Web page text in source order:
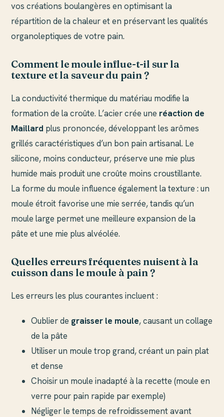
vos créations boulangères en optimisant la
répartition de la chaleur et en préservant les qualités
organoleptiques de votre pain.
Comment le moule influe-t-il sur la
texture et la saveur du pain ?
La conductivité thermique du matériau modifie la
formation de la croûte. L’acier crée une réaction de
Maillard plus prononcée, développant les arômes
grillés caractéristiques d’un bon pain artisanal. Le
silicone, moins conducteur, préserve une mie plus
humide mais produit une croûte moins croustillante.
La forme du moule influence également la texture : un
moule étroit favorise une mie serrée, tandis qu’un
moule large permet une meilleure expansion de la
pâte et une mie plus alvéolée.
Quelles erreurs fréquentes nuisent à la
cuisson dans le moule à pain ?
Les erreurs les plus courantes incluent :
Oublier de graisser le moule, causant un collage
de la pâte
Utiliser un moule trop grand, créant un pain plat
et dense
Choisir un moule inadapté à la recette (moule en
verre pour pain rapide par exemple)
Négliger le temps de refroidissement avant